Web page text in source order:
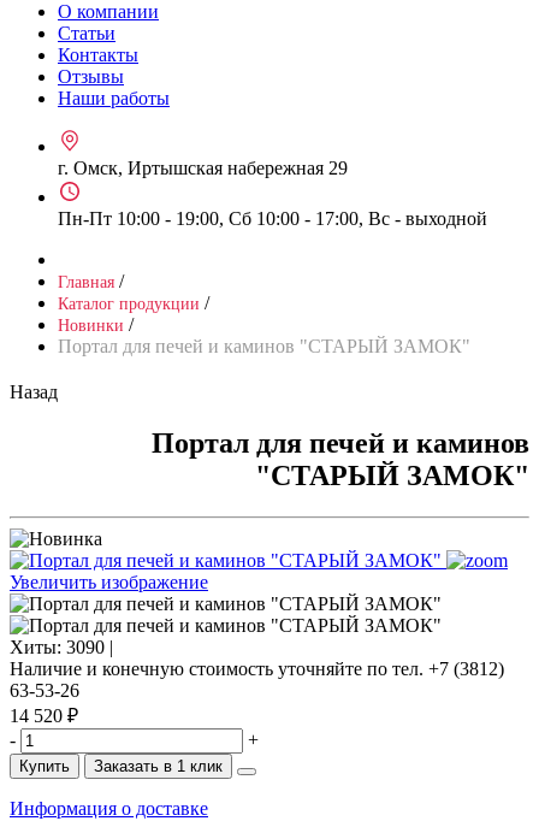
О компании
Статьи
Контакты
Отзывы
Наши работы
г. Омск, Иртышская набережная 29
Пн-Пт 10:00 - 19:00, Сб 10:00 - 17:00, Вс - выходной
Главная /
Каталог продукции /
Новинки /
Портал для печей и каминов "СТАРЫЙ ЗАМОК"
Назад
Портал для печей и каминов
"СТАРЫЙ ЗАМОК"
Увеличить изображение
Хиты: 3090 |
Наличие и конечную стоимость уточняйте по тел. +7 (3812)
63-53-26
14 520 ₽
-
+
Купить Заказать в 1 клик
Информация о доставке